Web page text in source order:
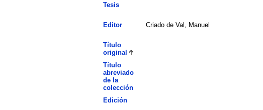
Tesis
Editor Criado de Val, Manuel
Título
original
Título
abreviado
de la
colección
Edición